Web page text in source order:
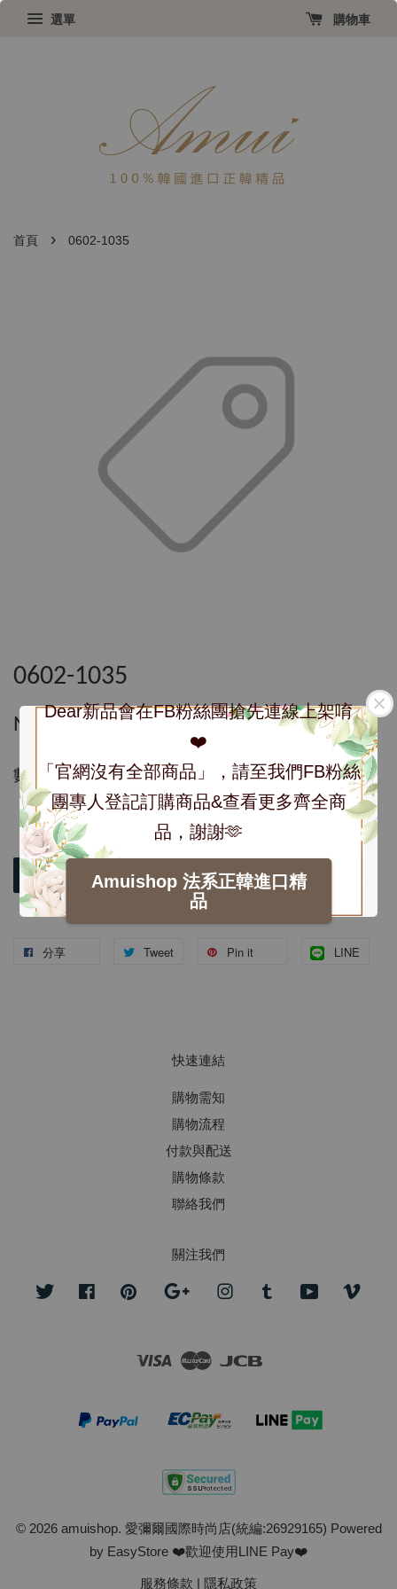
Dear新品會在FB粉絲團搶先連線上架唷
❤️
「官網沒有全部商品」，請至我們FB粉絲
團專人登記訂購商品&查看更多齊全商
品，謝謝🫶
Amuishop 法系正韓進口精
品
選單 購物車
首頁 › 0602-1035
0602-1035
NT$ 1,035
數量
加入購物車
分享 Tweet Pin it LINE
快速連結
購物需知
購物流程
付款與配送
購物條款
聯絡我們
關注我們
Twitter FacebookPinterest Google InstagramTumblr YouTube
Visa Master
© 2026 amuishop. 愛彌爾國際時尚店(統編:26929165) Powered
by EasyStore ❤️歡迎使用LINE Pay❤️
服務條款 | 隱私政策